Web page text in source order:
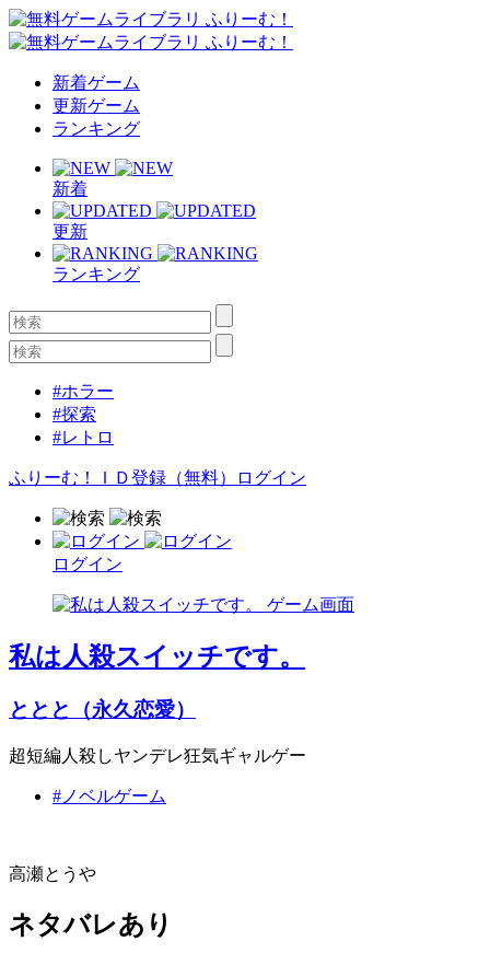
新着ゲーム
更新ゲーム
ランキング
新着
更新
ランキング
#ホラー
#探索
#レトロ
ふりーむ！ＩＤ登録（無料） ログイン
ログイン
私は人殺スイッチです。
ととと（永久恋愛）
超短編人殺しヤンデレ狂気ギャルゲー
#ノベルゲーム
高瀬とうや
ネタバレあり